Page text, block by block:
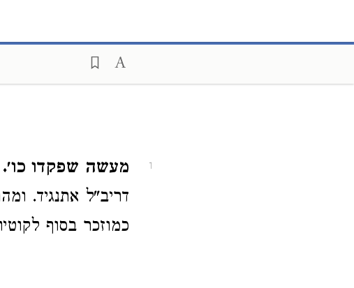
1 מעשה שפקדו כו׳.
דריב"ל אתנגיד.
כמוזכר בסוף